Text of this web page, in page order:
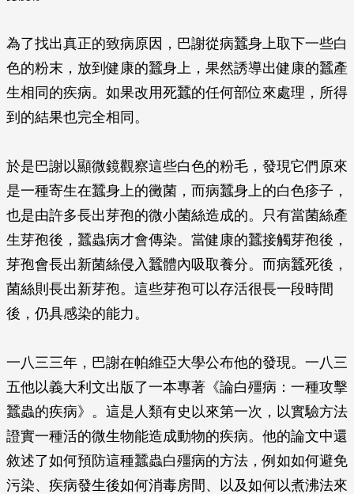
為了找出真正的致病原因，巴謝從病蠶身上取下一些白
色的粉末，放到健康的蠶身上，果然誘導出健康的蠶產
生相同的疾病。如果改用死蠶的任何部位來處理，所得
到的結果也完全相同。
於是巴謝以顯微鏡觀察這些白色的粉毛，發現它們原來
是一種寄生在蠶身上的黴菌，而病蠶身上的白色疹子，
也是由許多長出芽孢的微小菌絲造成的。只有當菌絲產
生芽孢後，蠶蟲病才會傳染。當健康的蠶接觸芽孢後，
芽孢會長出新菌絲侵入蠶體內吸取養分。而病蠶死後，
菌絲則長出新芽孢。這些芽孢可以存活很長一段時間
後，仍具感染的能力。
一八三三年，巴謝在帕維亞大學公布他的發現。一八三
五他以義大利文出版了一本專著《論白殭病：一種攻擊
蠶蟲的疾病》。這是人類有史以來第一次，以實驗方法
證實一種活的微生物能造成動物的疾病。他的論文中還
敘述了如何預防這種蠶蟲白殭病的方法，例如如何避免
污染、疾病發生後如何消毒房間、以及如何以煮沸法來